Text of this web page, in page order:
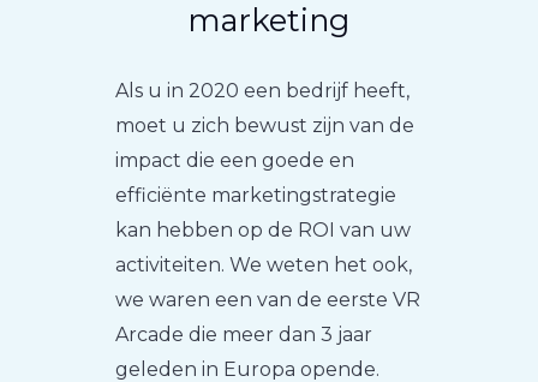
marketing
Als u in 2020 een bedrijf heeft,
moet u zich bewust zijn van de
impact die een goede en
efficiënte marketingstrategie
kan hebben op de ROI van uw
activiteiten. We weten het ook,
we waren een van de eerste VR
Arcade die meer dan 3 jaar
geleden in Europa opende.